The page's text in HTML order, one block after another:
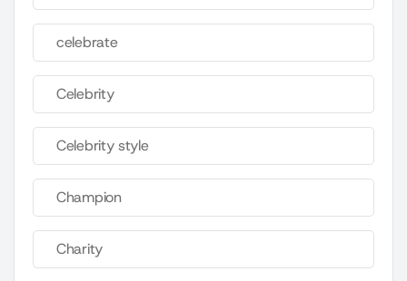
celebrate
Celebrity
Celebrity style
Champion
Charity